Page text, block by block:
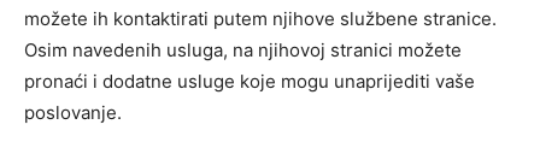
možete ih kontaktirati putem njihove službene stranice.
Osim navedenih usluga, na njihovoj stranici možete
pronaći i dodatne usluge koje mogu unaprijediti vaše
poslovanje.